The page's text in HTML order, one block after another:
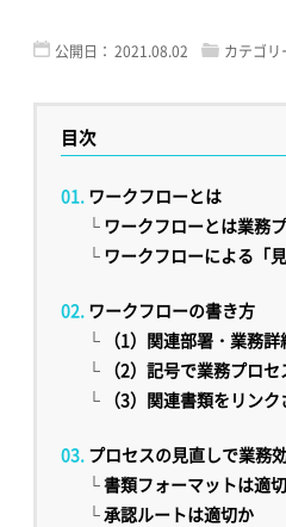
公開日： 2021.08.02 カテゴリ
目次
ワークフローとは
└ ワークフローとは業務
└ ワークフローによる「
ワークフローの書き方
└ （1）関連部署・業務
└ （2）記号で業務プロ
└ （3）関連書類をリン
プロセスの見直しで業務
└書類フォーマットは適
└承認ルートは適切か